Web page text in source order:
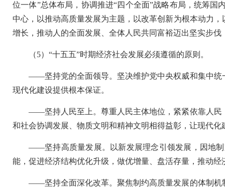
位一体”总体布局，协调推进“四个全面”战略布局，统筹
中心，以推动高质量发展为主题，以改革创新为根本动力
增长，推动人的全面发展、全体人民共同富裕迈出坚实步
（5）“十五五”时期经济社会发展必须遵循的原则。
——坚持党的全面领导。坚决维护党中央权威和集中统
现代化建设提供根本保证。
——坚持人民至上。尊重人民主体地位，紧紧依靠人民
和社会协调发展、物质文明和精神文明相得益彰，让现代
——坚持高质量发展。以新发展理念引领发展，因地
能，促进经济结构优化升级，做优增量、盘活存量，推动
——坚持全面深化改革。聚焦制约高质量发展的体制机